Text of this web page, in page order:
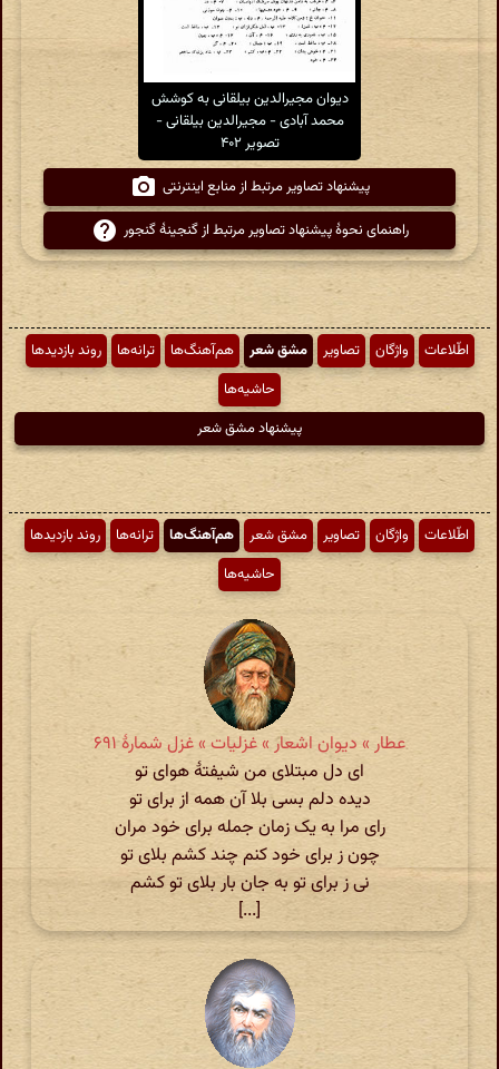
دیوان مجیرالدین بیلقانی به کوشش
محمد آبادی - مجیرالدین بیلقانی -
تصویر ۴۰۲
پیشنهاد تصاویر مرتبط از منابع اینترنتی
راهنمای نحوهٔ پیشنهاد تصاویر مرتبط از گنجینهٔ گنجور
اطّلاعات واژگان تصاویر مشق شعر هم‌آهنگ‌ها ترانه‌ها
روند بازدیدها
حاشیه‌ها
پیشنهاد مشق شعر
اطّلاعات واژگان تصاویر مشق شعر هم‌آهنگ‌ها ترانه‌ها
روند بازدیدها
حاشیه‌ها
عطار » دیوان اشعار » غزلیات » غزل شمارهٔ ۶۹۱
ای دل مبتلای من شیفتهٔ هوای تو
دیده دلم بسی بلا آن همه از برای تو
رای مرا به یک زمان جمله برای خود مران
چون ز برای خود کنم چند کشم بلای تو
نی ز برای تو به جان بار بلای تو کشم
[...]